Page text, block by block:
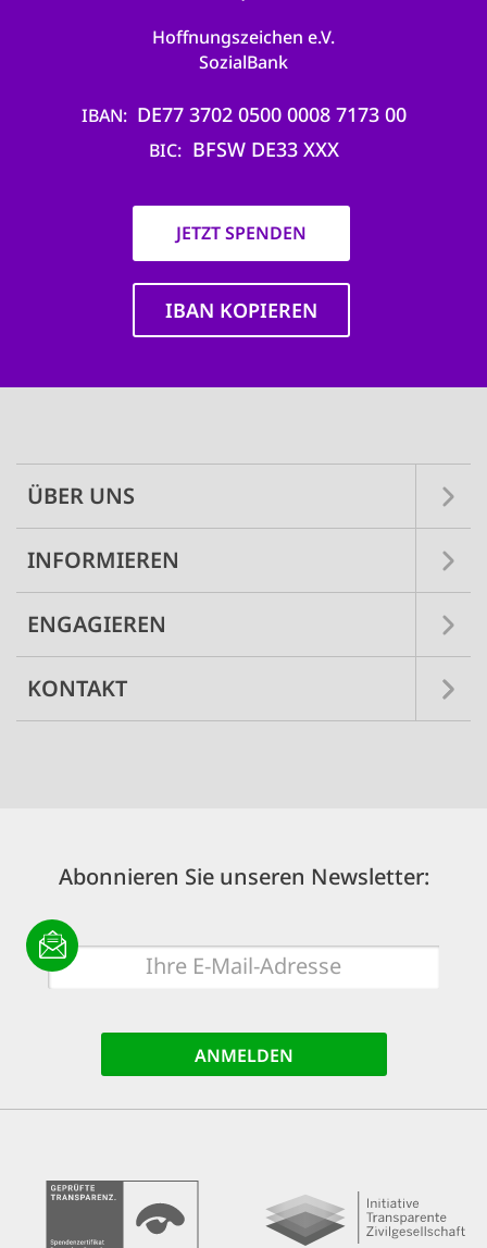
Hoffnungszeichen e.V.
SozialBank
IBAN DE77 3702 0500 0008 7173 00
BIC BFSW DE33 XXX
JETZT SPENDEN
IBAN KOPIEREN
ÜBER UNS
INFORMIEREN
ENGAGIEREN
KONTAKT
Abonnieren Sie unseren Newsletter:
E-
Mail